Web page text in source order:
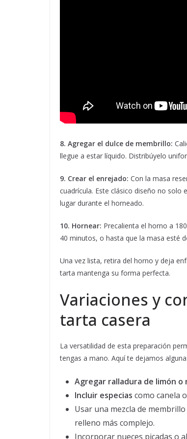
8. Agregar el dulce de membrillo:
llegue a estar líquido. Distribúyelo
9. Crear el enrejado: Con la masa
cuadrícula. Este clásico diseño no solo
lugar durante el horneado.
10. Hornear: Precalienta el horno a
40 minutos, o hasta que la masa esté
Una vez lista, retira del horno y deja
tarta mantenga su forma perfecta.
Variaciones y
tarta casera
La versatilidad de esta preparación
tengas a mano. Aquí te dejamos
Agregar ralladura de limón o
Incluir especias como canela
Usar una mezcla de
relleno más complejo.
Incorporar nueces picadas o